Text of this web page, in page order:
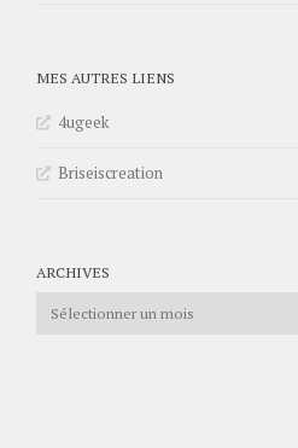
MES AUTRES LIENS
4ugeek
Briseiscreation
ARCHIVES
Archives